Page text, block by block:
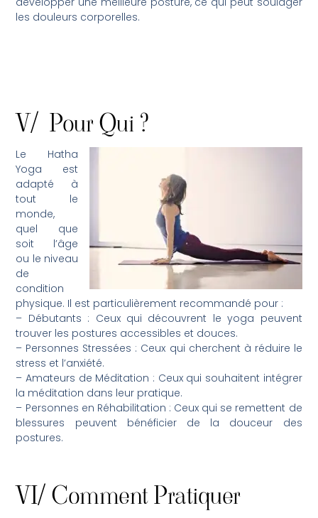
les douleurs corporelles.
V/ Pour Qui ?
Le Hatha
Yoga est
adapté à
tout le
monde,
quel que
soit l’âge
ou le niveau
de
condition
physique. Il est particulièrement recommandé pour :
– Débutants : Ceux qui découvrent le yoga peuvent
trouver les postures accessibles et douces.
– Personnes Stressées : Ceux qui cherchent à réduire le
stress et l’anxiété.
– Amateurs de Méditation : Ceux qui souhaitent intégrer
la méditation dans leur pratique.
– Personnes en Réhabilitation : Ceux qui se remettent de
blessures peuvent bénéficier de la douceur des
postures.
VI/ Comment Pratiquer